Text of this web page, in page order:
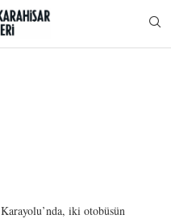
iki otobüsün